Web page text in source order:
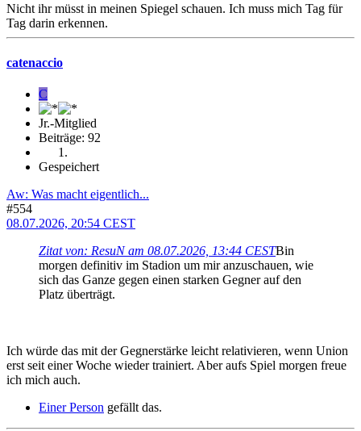
Nicht ihr müsst in meinen Spiegel schauen. Ich muss mich Tag für
Tag darin erkennen.
catenaccio
C
Jr.-Mitglied
Beiträge: 92
Gespeichert
Aw: Was macht eigentlich...
#554
08.07.2026, 20:54 CEST
Zitat von: ResuN am 08.07.2026, 13:44 CESTBin
morgen definitiv im Stadion um mir anzuschauen, wie
sich das Ganze gegen einen starken Gegner auf den
Platz überträgt.
Ich würde das mit der Gegnerstärke leicht relativieren, wenn Union
erst seit einer Woche wieder trainiert. Aber aufs Spiel morgen freue
ich mich auch.
Einer Person gefällt das.